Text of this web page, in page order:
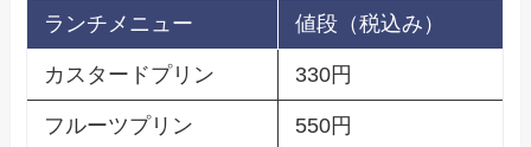
ランチメニュー 値段（税込み）
カスタードプリン 330円
フルーツプリン 550円